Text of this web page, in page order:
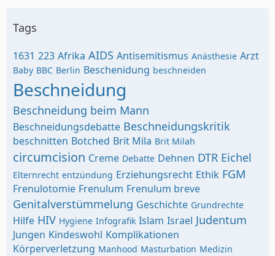
Tags
1631 223 Afrika AIDS Antisemitismus Anästhesie Arzt
Baby BBC Berlin Beschenidung beschneiden
Beschneidung
Beschneidung beim Mann
Beschneidungsdebatte Beschneidungskritik
beschnitten Botched Brit Mila Brit Milah
circumcision Creme Debatte Dehnen DTR Eichel
Elternrecht entzündung Erziehungsrecht Ethik FGM
Frenulotomie Frenulum Frenulum breve
Genitalverstümmelung Geschichte Grundrechte
Hilfe HIV Hygiene Infografik Islam Israel Judentum
Jungen Kindeswohl Komplikationen
Körperverletzung Manhood Masturbation Medizin